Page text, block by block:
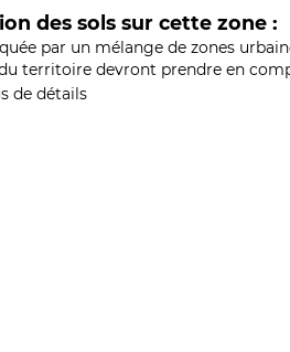
des sols sur cette zone :
par un mélange de zones
territoire devront prendre en
de détails